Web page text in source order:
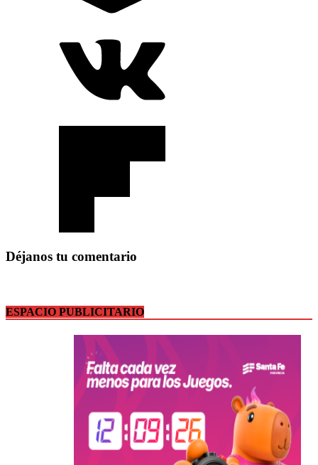
Déjanos tu comentario
ESPACIO PUBLICITARIO